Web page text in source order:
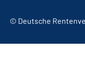
© Deutsche